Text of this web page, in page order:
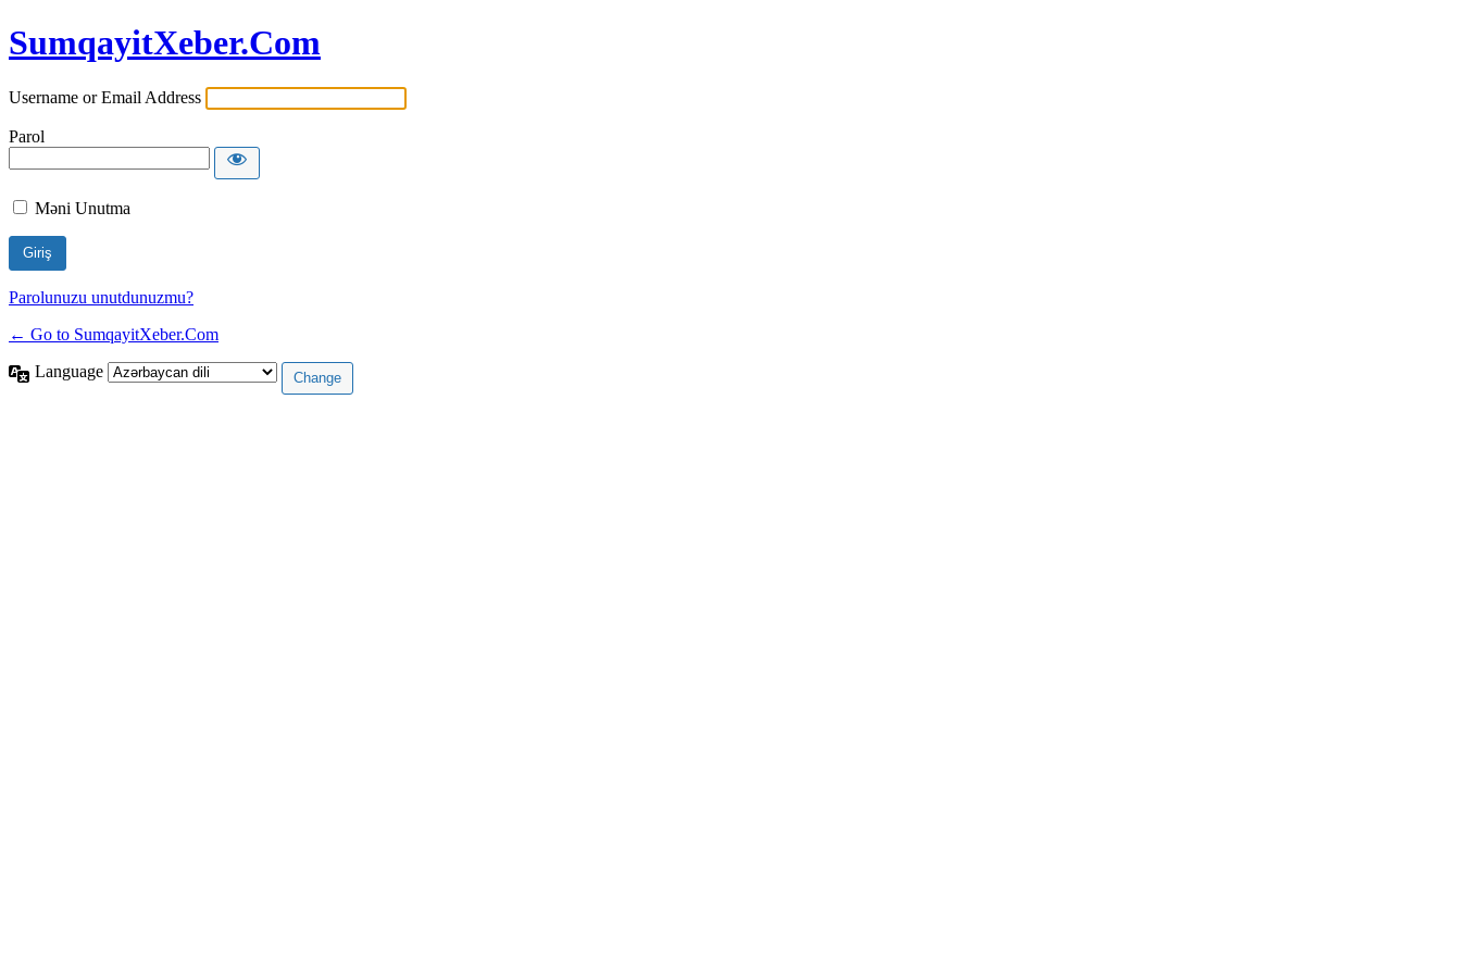
SumqayitXeber.Com
Username or Email Address
Parol
Məni Unutma
Parolunuzu unutdunuzmu?
← Go to SumqayitXeber.Com
Language